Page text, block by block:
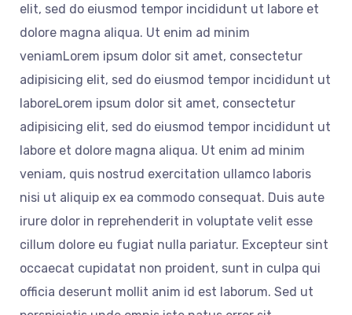
elit, sed do eiusmod tempor incididunt ut labore et
dolore magna aliqua. Ut enim ad minim
veniamLorem ipsum dolor sit amet, consectetur
adipisicing elit, sed do eiusmod tempor incididunt ut
laboreLorem ipsum dolor sit amet, consectetur
adipisicing elit, sed do eiusmod tempor incididunt ut
labore et dolore magna aliqua. Ut enim ad minim
veniam, quis nostrud exercitation ullamco laboris
nisi ut aliquip ex ea commodo consequat. Duis aute
irure dolor in reprehenderit in voluptate velit esse
cillum dolore eu fugiat nulla pariatur. Excepteur sint
occaecat cupidatat non proident, sunt in culpa qui
officia deserunt mollit anim id est laborum. Sed ut